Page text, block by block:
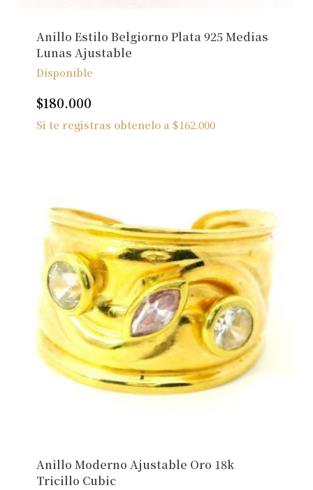
Anillo Estilo Belgiorno Plata 925 Medias
Lunas Ajustable
Disponible
$180.000
Si te registras obtenelo a $162.000
Anillo Moderno Ajustable Oro 18k
Tricillo Cubic